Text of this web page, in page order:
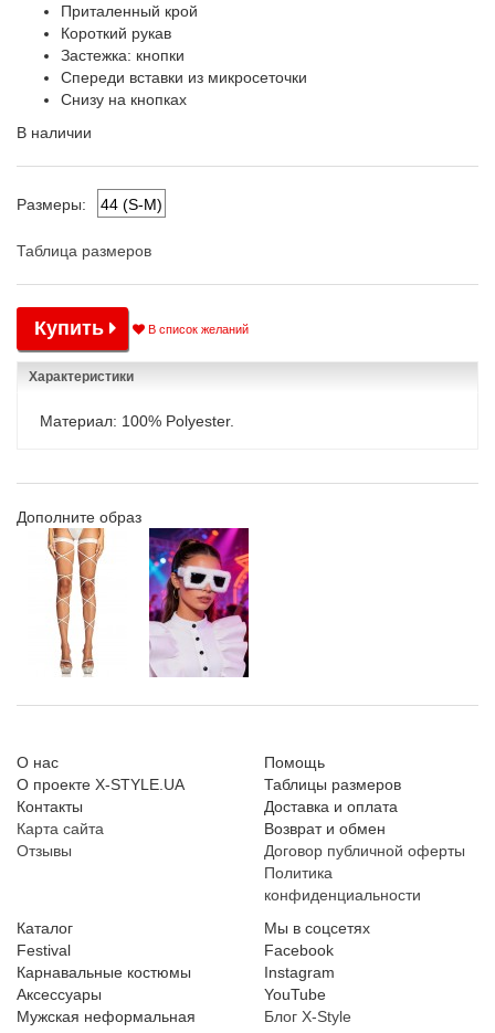
Приталенный крой
Короткий рукав
Застежка: кнопки
Спереди вставки из микросеточки
Снизу на кнопках
В наличии
Размеры: 44 (S-M)
Таблица размеров
Купить В список желаний
Характеристики
Материал: 100% Polyester.
Дополните образ
О нас
О проекте X-STYLE.UA
Контакты
Карта сайта
Отзывы
Помощь
Таблицы размеров
Доставка и оплата
Возврат и обмен
Договор публичной оферты
Политика
конфиденциальности
Каталог
Festival
Карнавальные костюмы
Аксессуары
Мужская неформальная
Мы в соцсетях
Facebook
Instagram
YouTube
Блог X-Style